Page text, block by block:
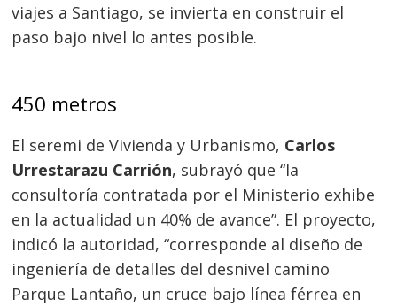
viajes a Santiago, se invierta en construir el
paso bajo nivel lo antes posible.
450 metros
El seremi de Vivienda y Urbanismo, Carlos
Urrestarazu Carrión, subrayó que “la
consultoría contratada por el Ministerio exhibe
en la actualidad un 40% de avance”. El proyecto,
indicó la autoridad, “corresponde al diseño de
ingeniería de detalles del desnivel camino
Parque Lantaño, un cruce bajo línea férrea en